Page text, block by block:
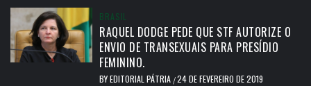
BRASIL
RAQUEL DODGE PEDE QUE STF AUTORIZE O
ENVIO DE TRANSEXUAIS PARA PRESÍDIO
FEMININO.
BYEDITORIAL PÁTRIA /24 DE FEVEREIRO DE 2019